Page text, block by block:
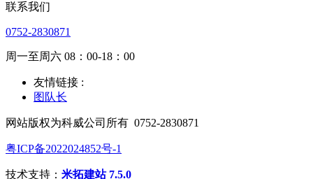
联系我们
0752-2830871
周一至周六 08：00-18：00
友情链接 :
图队长
网站版权为科威公司所有 0752-2830871
粤ICP备2022024852号-1
技术支持： 米拓建站 7.5.0